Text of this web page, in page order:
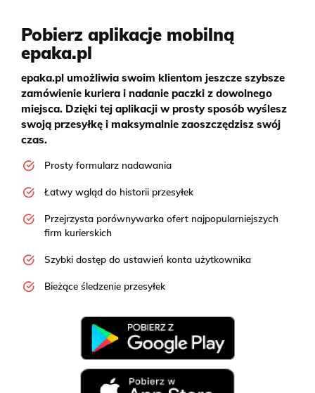
Pobierz aplikacje mobilną
epaka.pl
epaka.pl umożliwia swoim klientom jeszcze szybsze
zamówienie kuriera i nadanie paczki z dowolnego
miejsca. Dzięki tej aplikacji w prosty sposób wyślesz
swoją przesyłkę i maksymalnie zaoszczędzisz swój
czas.
Prosty formularz nadawania
Łatwy wgląd do historii przesyłek
Przejrzysta porównywarka ofert najpopularniejszych
firm kurierskich
Szybki dostęp do ustawień konta użytkownika
Bieżące śledzenie przesyłek